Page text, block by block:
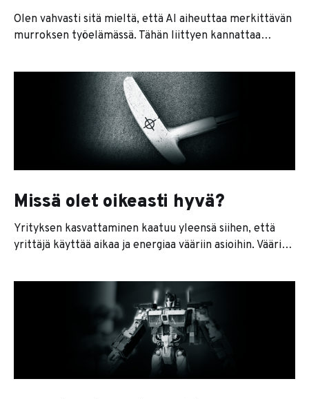
Olen vahvasti sitä mieltä, että AI aiheuttaa merkittävän
murroksen työelämässä. Tähän liittyen kannattaa
essee aiheesta. Jos haluat siitä lyhyen tiivistelmän,
suosittelen, että käytät tiivistelmän tekemiseen
esimerkiksi Google Notebook LLM:ää. Mutta kuinka
nopeasti muutos sitten tulee? Osassa bisneksistä
välittömästi, osassa hitaammin. Mutta on yksi vallihauta,
Missä olet oikeasti hyvä?
Yrityksen kasvattaminen kaatuu yleensä siihen, että
yrittäjä käyttää aikaa ja energiaa vääriin asioihin. Väärillä
yritystä eteenpäin yrityksenä. Tällaisia asioita ovat
tyypillisesti laskutettava työ, kaikenlaisten kuittien
etsiminen, asiakaspalvelupyyntöihin vastailu, tarjousten
kirjoitusvirheiden korjailu, netin korjaaminen ja töiden
perään kysely. Ne ovat tietenkin asioita, joiden